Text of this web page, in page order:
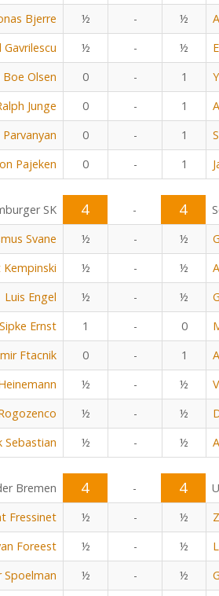
Bjerre ½ - ½
Gavrilescu ½ - ½
Boe Olsen 0 - 1
Junge 0 - 1
0 - 1
Pajeken 0 - 1
SK 4 - 4
Svane ½ - ½
½ - ½
Luis Engel ½ - ½
Sipke Ernst 1 - 0
Ftacnik 0 - 1
½ - ½
½ - ½
Sebastian ½ - ½
Bremen 4 - 4
Fressinet ½ - ½
Foreest ½ - ½
Spoelman ½ - ½